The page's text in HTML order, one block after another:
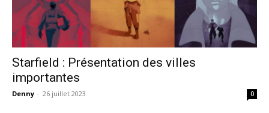
Starfield : Présentation des villes
importantes
Denny - 26 juillet 2023 0